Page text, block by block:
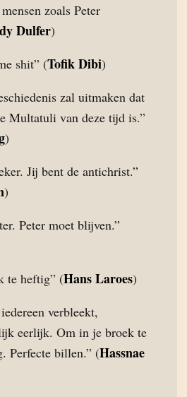
zoals Peter
Dulfer)
shit” (Tofik Dibi)
zal uitmaken dat
Multatuli van deze tijd is.”
)
Jij bent de antichrist.”
)
Peter moet blijven.”
te heftig” (Hans Laroes)
verbleekt,
eerlijk. Om in je broek te
Perfecte billen.” (Hassnae